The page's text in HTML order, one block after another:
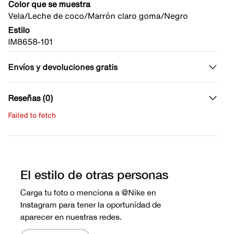
Color que se muestra
Vela/Leche de coco/Marrón claro goma/Negro
Estilo
IM8658-101
Envíos y devoluciones gratis
Reseñas (0)
Failed to fetch